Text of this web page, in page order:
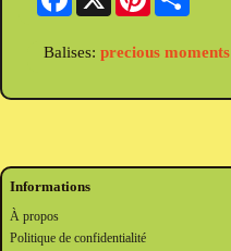
Balises: precious moments
Informations
À propos
Politique de confidentialité